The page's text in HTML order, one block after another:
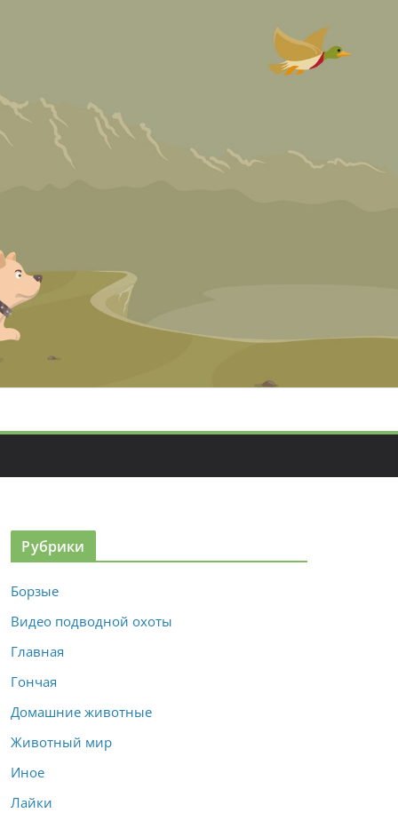
Рубрики
Борзые
Видео подводной охоты
Главная
Гончая
Домашние животные
Животный мир
Иное
Лайки